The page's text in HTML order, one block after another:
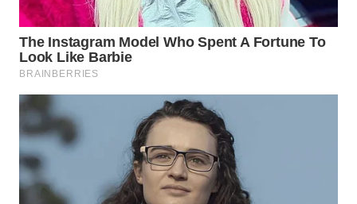
WN
TANJUNG
LESUNG
WN
KARO
SIMALUNGUN